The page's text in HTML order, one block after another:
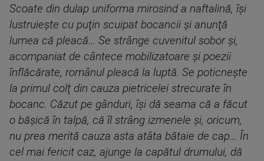
Scoate din dulap uniforma mirosind a naftalină, îşi
lustruieşte cu puţin scuipat bocancii şi anunţă
lumea că pleacă… Se strânge cuvenitul sobor şi,
acompaniat de cântece mobilizatoare şi poezii
înflăcărate, românul pleacă la luptă. Se poticneşte
la primul colţ din cauza pietricelei strecurate în
bocanc. Căzut pe gânduri, îşi dă seama că a făcut
o băşică în talpă, că îl strâng izmenele şi, oricum,
nu prea merită cauza asta atâta bătaie de cap… În
cel mai fericit caz, ajunge la capătul drumului, dă